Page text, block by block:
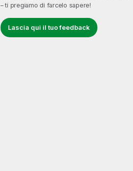
– ti pregiamo di farcelo sapere!
Lascia qui il tuo feedback